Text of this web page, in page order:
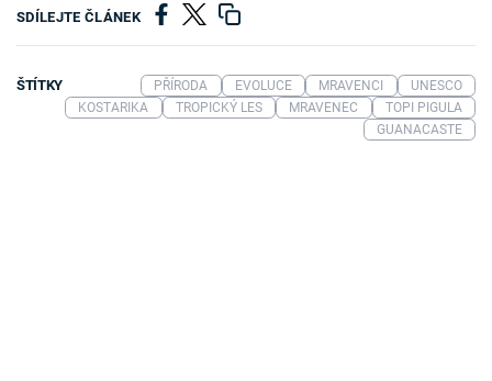
SDÍLEJTE ČLÁNEK
ŠTÍTKY PŘÍRODA EVOLUCE MRAVENCI
UNESCO
KOSTARIKA
TROPICKÝ LES MRAVENEC
TOPI PIGULA
GUANACASTE